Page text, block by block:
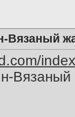
Вязаный
Вязаный